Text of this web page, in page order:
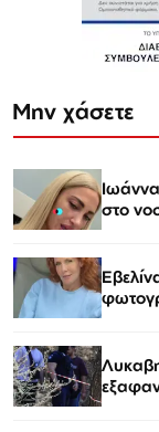
Μην χάσετε
στο